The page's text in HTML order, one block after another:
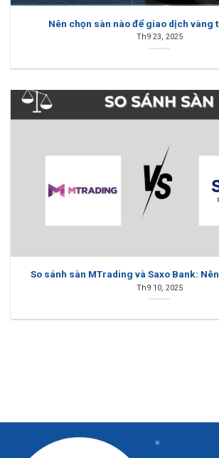
Nên chọn sàn nào để giao dịch vàng
Th9 23, 2025
So sánh sàn MTrading và Saxo Bank:
Th9 10, 2025